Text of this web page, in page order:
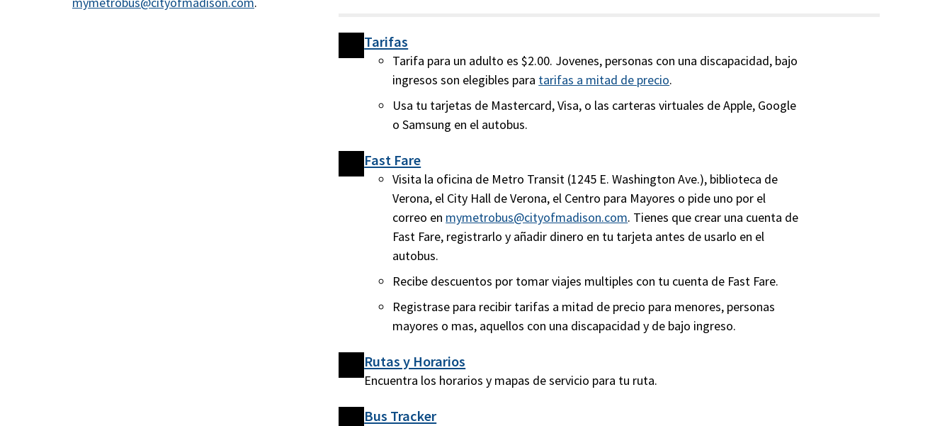
Tarifas
Tarifa para un adulto es $2.00. Jovenes, personas con una discapacidad, bajo
ingresos son elegibles para tarifas a mitad de precio.
Usa tu tarjetas de Mastercard, Visa, o las carteras virtuales de Apple, Google
o Samsung en el autobus.
Fast Fare
Visita la oficina de Metro Transit (1245 E. Washington Ave.), biblioteca de
Verona, el City Hall de Verona, el Centro para Mayores o pide uno por el
correo en mymetrobus@cityofmadison.com. Tienes que crear una cuenta de
Fast Fare, registrarlo y añadir dinero en tu tarjeta antes de usarlo en el
autobus.
Recibe descuentos por tomar viajes multiples con tu cuenta de Fast Fare.
Registrase para recibir tarifas a mitad de precio para menores, personas
mayores o mas, aquellos con una discapacidad y de bajo ingreso.
Rutas y Horarios
Encuentra los horarios y mapas de servicio para tu ruta.
Bus Tracker